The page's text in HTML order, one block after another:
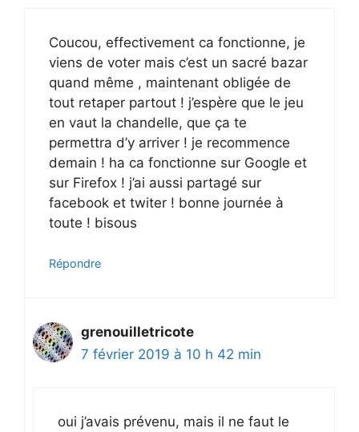
Coucou, effectivement ca fonctionne, je
viens de voter mais c’est un sacré bazar
quand même , maintenant obligée de
tout retaper partout ! j’espère que le jeu
en vaut la chandelle, que ça te
permettra d’y arriver ! je recommence
demain ! ha ca fonctionne sur Google et
sur Firefox ! j’ai aussi partagé sur
facebook et twiter ! bonne journée à
toute ! bisous
Répondre
grenouilletricote
7 février 2019 à 10 h 42 min
oui j’avais prévenu, mais il ne faut le